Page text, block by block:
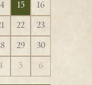
15
16
22
23
29
30
5 6